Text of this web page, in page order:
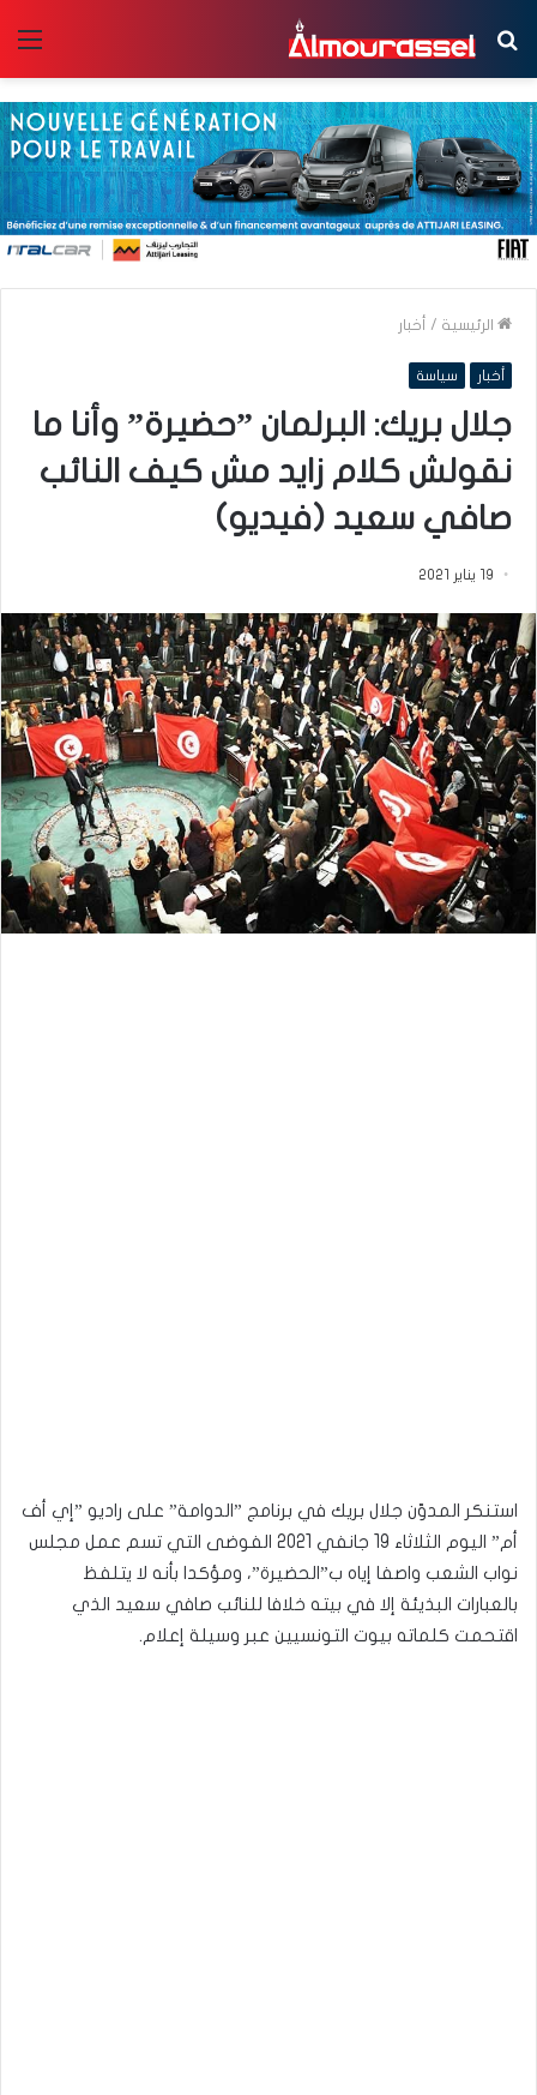
بحث
عن
الرئيسية / أخبار
أخبار سياسة
جلال بريك: البرلمان ”حضيرة” وأنا ما
نقولش كلام زايد مش كيف النائب
صافي سعيد (فيديو)
19 يناير 2021
استنكر المدوّن جلال بريك في برنامج ”الدوامة” على راديو ”إي أف
أم” اليوم الثلاثاء 19 جانفي 2021 الفوضى التي تسم عمل مجلس
نواب الشعب واصفا إياه ب”الحضيرة”، ومؤكدا بأنه لا يتلفظ
بالعبارات البذيئة إلا في بيته خلافا للنائب صافي سعيد الذي
اقتحمت كلماته بيوت التونسيين عبر وسيلة إعلام.